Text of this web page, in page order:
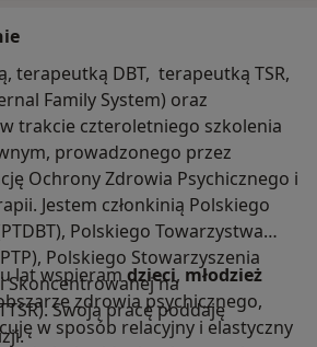
terapeutką DBT, terapeutką TSR,
Family System) oraz
trakcie czteroletniego szkolenia
prowadzonego przez
Ochrony Zdrowia Psychicznego i
Jestem członkinią Polskiego
Polskiego Towarzystwa
Polskiego Stowarzyszenia
Skoncentrowanej na
Swoją pracę poddaję
lat wspieramdzieci, młodzież
zdrowia psychicznego,
w sposób relacyjny i elastyczny